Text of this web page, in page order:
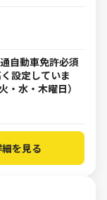
自動車免許必須
設定していま
水・木曜日）
を見る